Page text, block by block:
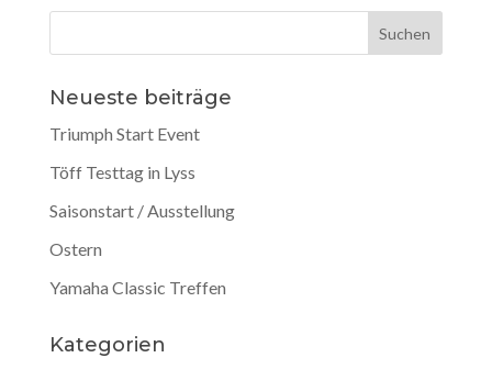
Neueste beiträge
Triumph Start Event
Töff Testtag in Lyss
Saisonstart / Ausstellung
Ostern
Yamaha Classic Treffen
Kategorien